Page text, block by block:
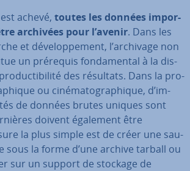
achevé, toutes les données im­por­
archivées pour l’avenir. Dans les
et dé­ve­lop­pe­ment, l’archivage non
un prérequis fon­da­men­tal à la dis­
des résultats. Dans la pro­
ou ci­né­ma­to­gra­phique, d’im­
de données brutes uniques sont
doivent également être
la plus simple est de créer une sau­
sous la forme d’une archive tarball ou
sur un support de stockage de